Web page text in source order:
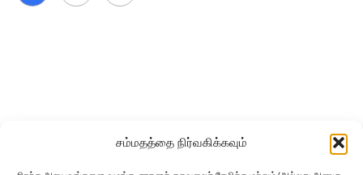
சம்மதத்தை நிர்வகிக்கவும்
எங்களைப் பற்றி விலை நிர்ணயம்